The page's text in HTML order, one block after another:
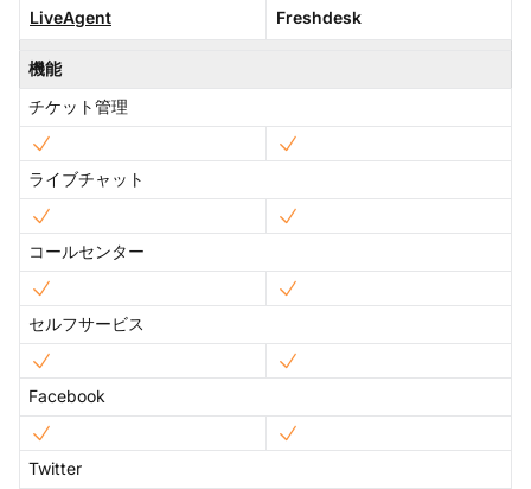
LiveAgent Freshdesk
機能
チケット管理
ライブチャット
コールセンター
セルフサービス
Facebook
Twitter